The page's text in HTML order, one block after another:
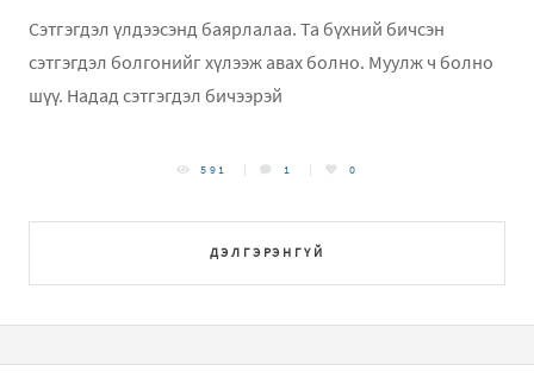
Сэтгэгдэл үлдээсэнд баярлалаа. Та бүхний бичсэн
сэтгэгдэл болгонийг хүлээж авах болно. Муулж ч болно
шүү. Надад сэтгэгдэл бичээрэй
ДЭЛГЭРЭНГҮЙ
591 1 0